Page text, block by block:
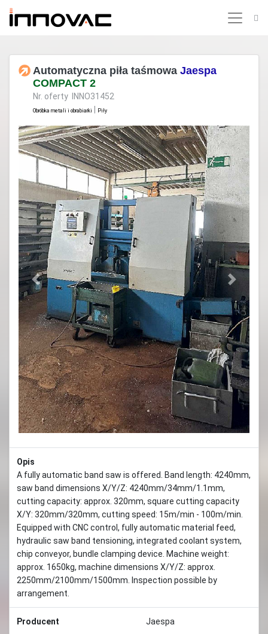
Automatyczna piła taśmowa Jaespa
COMPACT 2
Nr. oferty INNO31452
Obróbka metali i obrabiarki Piły
Previous Next
Opis
A fully automatic band saw is offered. Band length: 4240mm,
saw band dimensions X/Y/Z: 4240mm/34mm/1.1mm,
cutting capacity: approx. 320mm, square cutting capacity
X/Y: 320mm/320mm, cutting speed: 15m/min - 100m/min.
Equipped with CNC control, fully automatic material feed,
hydraulic saw band tensioning, integrated coolant system,
chip conveyor, bundle clamping device. Machine weight:
approx. 1650kg, machine dimensions X/Y/Z: approx.
2250mm/2100mm/1500mm. Inspection possible by
arrangement.
Producent Jaespa